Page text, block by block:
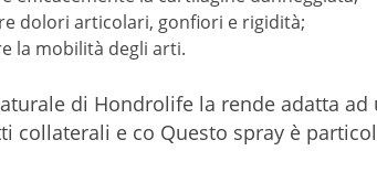
dolori articolari, gonfiori e rigidità;
la mobilità degli arti.
di Hondrolife la rende adatta
collaterali e co Questo spray è